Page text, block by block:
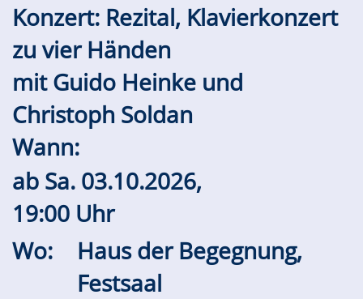
Konzert: Rezital, Klavierkonzert
zu vier Händen
mit Guido Heinke und
Christoph Soldan
Wann:
ab Sa. 03.10.2026,
19:00 Uhr
Wo:
Haus der Begegnung,
Festsaal